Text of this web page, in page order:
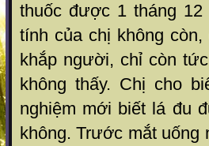
thuốc được 1 tháng 12
tính của chị không
khắp người, chỉ còn
không thấy. Chị cho
nghiệm mới biết lá đu
không. Trước mắt uống